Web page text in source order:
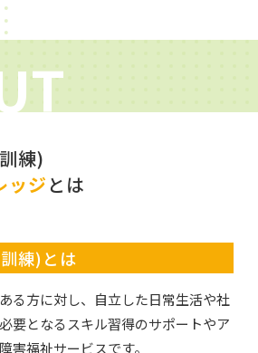
練)
ッジ とは
練)とは
る方に対し、自立した日常生活や社
要となるスキル習得のサポートやア
害福祉サービスです。